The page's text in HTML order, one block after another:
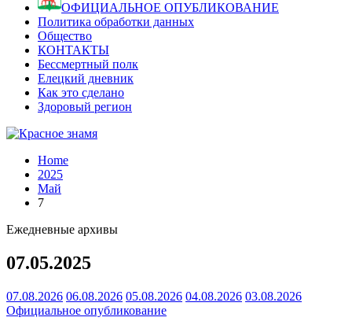
ОФИЦИАЛЬНОЕ ОПУБЛИКОВАНИЕ
Политика обработки данных
Общество
КОНТАКТЫ
Бессмертный полк
Елецкий дневник
Как это сделано
Здоровый регион
Home
2025
Май
7
Ежедневные архивы
07.05.2025
07.08.2026 06.08.2026 05.08.2026 04.08.2026 03.08.2026
Официальное опубликование